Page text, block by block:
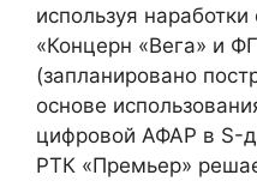
используя
«Концерн «Вега» и
(запланировано
основе
цифровой АФАР в S-
РТК «Премьер»